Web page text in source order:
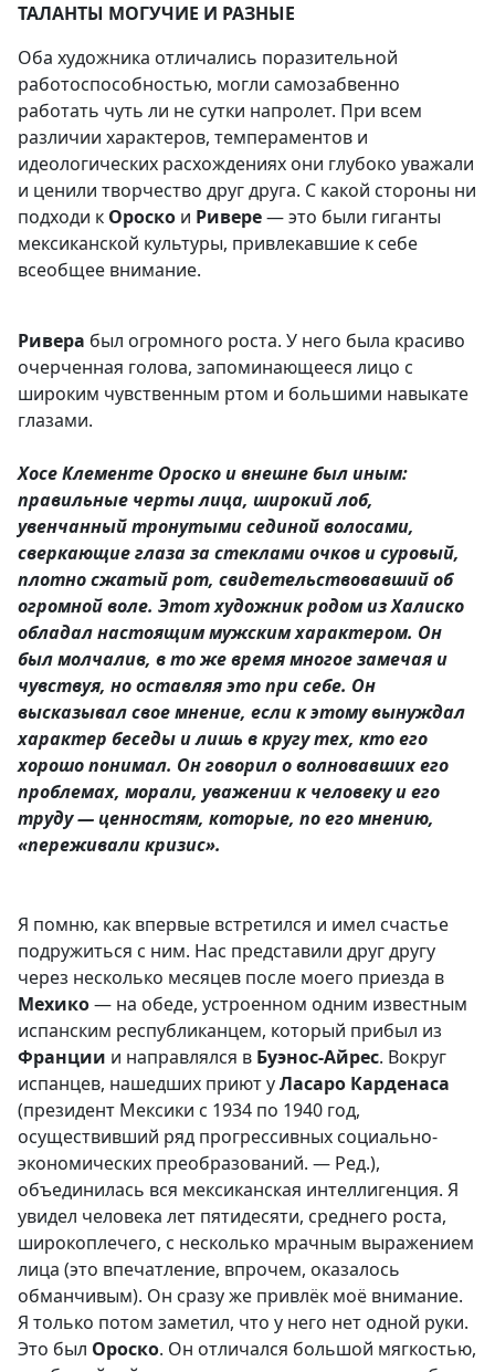
ТАЛАНТЫ МОГУЧИЕ И РАЗНЫЕ
Оба художника отличались поразительной
работоспособностью, могли самозабвенно
работать чуть ли не сутки напролет. При всем
различии характеров, темпераментов и
идеологических расхождениях они глубоко уважали
и ценили творчество друг друга. С какой стороны ни
подходи к Ороско и Ривере— это были гиганты
мексиканской культуры, привлекавшие к себе
всеобщее внимание.
Ривера был огромного роста. У него была красиво
очерченная голова, запоминающееся лицо с
широким чувственным ртом и большими навыкате
глазами.
Хосе Клементе Ороско и внешне был иным:
правильные черты лица, широкий лоб,
увенчанный тронутыми сединой волосами,
сверкающие глаза за стеклами очков и суровый,
плотно сжатый рот, свидетельствовавший об
огромной воле. Этот художник родом из Халиско
обладал настоящим мужским характером. Он
был молчалив, в то же время многое замечая и
чувствуя, но оставляя это при себе. Он
высказывал свое мнение, если к этому вынуждал
характер беседы и лишь в кругу тех, кто его
хорошо понимал. Он говорил о волновавших его
проблемах, морали, уважении к человеку и его
труду — ценностям, которые, по его мнению,
«переживали кризис».
Я помню, как впервые встретился и имел счастье
подружиться с ним. Нас представили друг другу
через несколько месяцев после моего приезда в
Мехико— на обеде, устроенном одним известным
испанским республиканцем, который прибыл из
Франции и направлялся в Буэнос-Айрес. Вокруг
испанцев, нашедших приют уЛасаро Карденаса
(президент Мексики с 1934 по 1940 год,
осуществивший ряд прогрессивных социально-
экономических преобразований. — Ред.),
объединилась вся мексиканская интеллигенция. Я
увидел человека лет пятидесяти, среднего роста,
широкоплечего, с несколько мрачным выражением
лица (это впечатление, впрочем, оказалось
обманчивым). Он сразу же привлёк моё внимание.
Я только потом заметил, что у него нет одной руки.
Это был Ороско. Он отличался большой мягкостью,